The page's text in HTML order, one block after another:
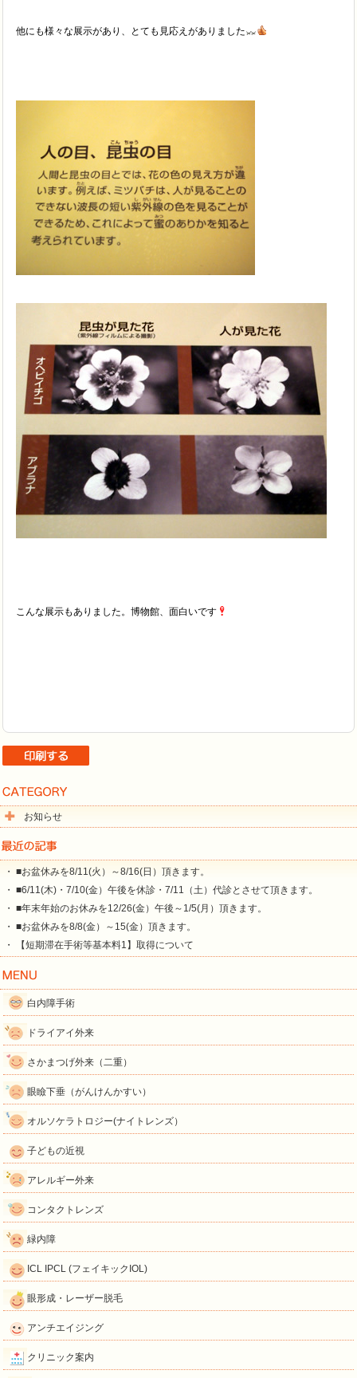
他にも様々な展示があり、とても見応えがありました
こんな展示もありました。博物館、面白いです
お知らせ
・ ■お盆休みを8/11(火）～8/16(日）頂きます。
・ ■6/11(木)・7/10(金）午後を休診・7/11（土）代診とさせて頂きます。
・ ■年末年始のお休みを12/26(金）午後～1/5(月）頂きます。
・ ■お盆休みを8/8(金）～15(金）頂きます。
・ 【短期滞在手術等基本料1】取得について
白内障手術
ドライアイ外来
さかまつげ外来（二重）
眼瞼下垂（がんけんかすい）
オルソケラトロジー(ナイトレンズ）
子どもの近視
アレルギー外来
コンタクトレンズ
緑内障
ICL IPCL (フェイキックIOL)
眼形成・レーザー脱毛
アンチエイジング
クリニック案内